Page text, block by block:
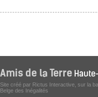
Site créé par Rictus Interactive, sur la
Belge des Inégalités